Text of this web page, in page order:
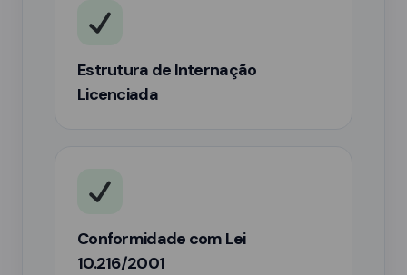
Estrutura de Internação
Licenciada
Conformidade com Lei
10.216/2001